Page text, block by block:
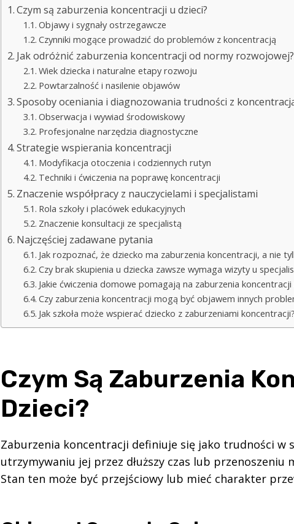
Czym są zaburzenia koncentracji u dzieci?
Objawy i sygnały ostrzegawcze
Czynniki mogące prowadzić do problemów z koncentracją
Jak odróżnić zaburzenia koncentracji od normy rozwojowej?
Wiek dziecka i naturalne etapy rozwoju
Powtarzalność i nasilenie objawów
Sposoby oceniania i diagnozowania trudności z
Obserwacja i wywiad środowiskowy
Profesjonalne narzędzia diagnostyczne
Strategie wspierania koncentracji
Modyfikacja otoczenia i codziennych rutyn
Techniki i ćwiczenia na poprawę koncentracji
Znaczenie współpracy z nauczycielami i specjalistami
Rola szkoły i placówek edukacyjnych
Znaczenie konsultacji ze specjalistą
Najczęściej zadawane pytania
Jak rozpoznać, że dziecko ma zaburzenia koncentracji, a nie
Czy brak skupienia u dziecka zawsze wymaga wizyty u
Jakie ćwiczenia domowe pomagają na zaburzenia koncentracji
Czy zaburzenia koncentracji mogą być objawem innych
Jak szkoła może wspierać dziecko z zaburzeniami koncentracji?
Czym Są Zaburzenia
Dzieci?
Zaburzenia koncentracji definiuje się jako trudności w
utrzymywaniu jej przez dłuższy czas lub przenoszeniu
Stan ten może być przejściowy lub mieć charakter